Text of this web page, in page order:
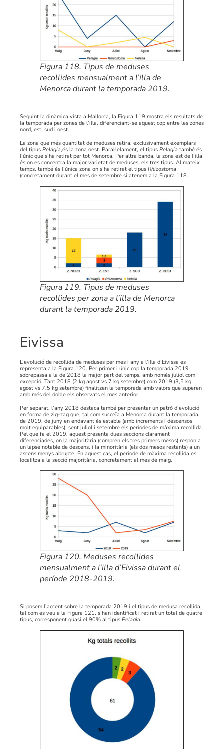
Figura 118. Tipus de meduses
recollides mensualment a l’illa de
Menorca durant la temporada 2019.
Seguint la dinàmica vista a Mallorca, la Figura 119 mostra els resultats de
la temporada per zones de l’illa, diferenciant-se aquest cop entre les zones
nord, est, sud i oest.
La zona que més quantitat de meduses retira, exclusivament exemplars
del tipus Pelagia,és la zona oest. Paral·lelament, el tipus Pelagia també és
l’únic que s’ha retirat per tot Menorca. Per altra banda, la zona est de l’illa
és on es concentra la major varietat de meduses, els tres tipus. Al mateix
temps, també és l’única zona on s’ha retirat el tipus Rhizostoma
(concretament durant el mes de setembre si atenem a la Figura 118.
Figura 119. Tipus de meduses
recollides per zona a l’illa de Menorca
durant la temporada 2019.
Eivissa
L’evolució de recollida de meduses per mes i any a l’illa d’Eivissa es
representa a la Figura 120. Per primer i únic cop la temporada 2019
sobrepassa a la de 2018 la major part del temps, amb només juliol com
excepció. Tant 2018 (2 kg agost vs 7 kg setembre) com 2019 (3,5 kg
agost vs 7,5 kg setembre) finalitzen la temporada amb valors que superen
amb més del doble els observats el mes anterior.
Per separat, l’any 2018 destaca també per presentar un patró d’evolució
en forma de zig-zag que, tal com succeïa a Menorca durant la temporada
de 2019, de juny en endavant és estable (amb increments i descensos
molt equiparables), sent juliol i setembre els períodes de màxima recollida.
Pel que fa el 2019, aquest presenta dues seccions clarament
diferenciades, on la majoritària (compren els tres primers mesos) respon a
un lapse notable de descens, i la minoritària (els dos mesos restants) a un
ascens menys abrupte. En aquest cas, el període de màxima recollida es
localitza a la secció majoritària, concretament al mes de maig.
Figura 120. Meduses recollides
mensualment a l’illa d’Eivissa durant el
període 2018-2019.
Si posem l’accent sobre la temporada 2019 i el tipus de medusa recollida,
tal com es veu a la Figura 121, s’han identificat i retirat un total de quatre
tipus, corresponent quasi el 90% al tipus Pelagia.